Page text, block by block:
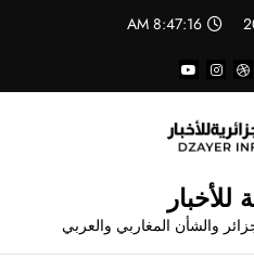
8:47:17 AM
للأخبار
والشأن المغاربي والعربي